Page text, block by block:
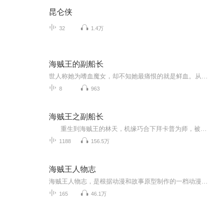
昆仑侠
32 1.4万
海贼王的副船长
8 963
海贼王之副船长
1188 156.5万
海贼王人物志
165 46.1万